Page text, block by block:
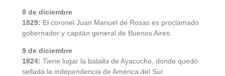
8 de diciembre
1829: El coronel Juan Manuel de Rosas es proclamado
gobernador y capitán general de Buenos Aires.
9 de diciembre
1824: Tiene lugar la batalla de Ayacucho, donde quedó
sellada la independencia de América del Sur.